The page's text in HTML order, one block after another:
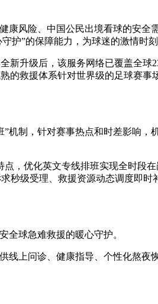
康风险、中国公民出境看球的安全
护”的保障能力，为球迷的激情时刻
新升级后，该服务网络已覆盖全球
的救援体系针对世界级的足球赛事
机制，针对赛事热点和时差影响，
，优化英文专线排班实现全时段
秒级受理、救援资源动态调度即时
全球急难救援的暖心守护。
线上问诊、健康指导、个性化熬夜